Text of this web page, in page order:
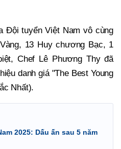
Đội tuyển Việt Nam vô cùng
13 Huy chương Bạc, 1
Chef Lê Phương Thy đã
danh giá "The Best Young
Nhất).
2025: Dấu ấn sau 5 năm